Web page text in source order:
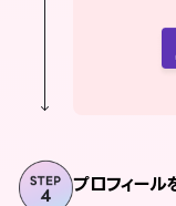
プロフィー